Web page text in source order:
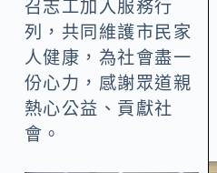
召志工加入服務行
列，共同維護市民家
人健康，為社會盡一
份心力，感謝眾道親
熱心公益、貢獻社
會。